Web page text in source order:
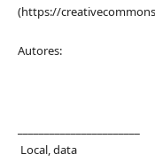
(https://
Autores:
Local,